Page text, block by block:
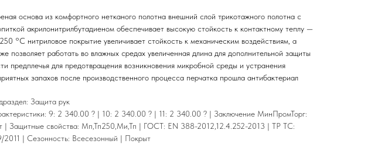
основа из комфортного нетканого полотна внешний слой трикотажного полотна с
акрилонитрилбутадиеном обеспечивает высокую стойкость к контактному теплу —
°С нитриловое покрытие увеличивает стойкость к механическим воздействиям, а
позволяет работать во влажных средах увеличенная длина для дополнительной защиты
предплечья для предотвращения возникновения микробной среды и устранения
запахов после производственного процесса перчатка прошла антибактериал
Защита рук
9: 2 340.00 ? | 10: 2 340.00 ? | 11: 2 340.00 ? | Заключение МинПромТорг:
| Защитные свойства: Мп,Тп250,Ми,Тп | ГОСТ: EN 388-2012,12.4.252-2013 | ТР ТС:
2011 | Сезонность: Всесезонный | Покрыт